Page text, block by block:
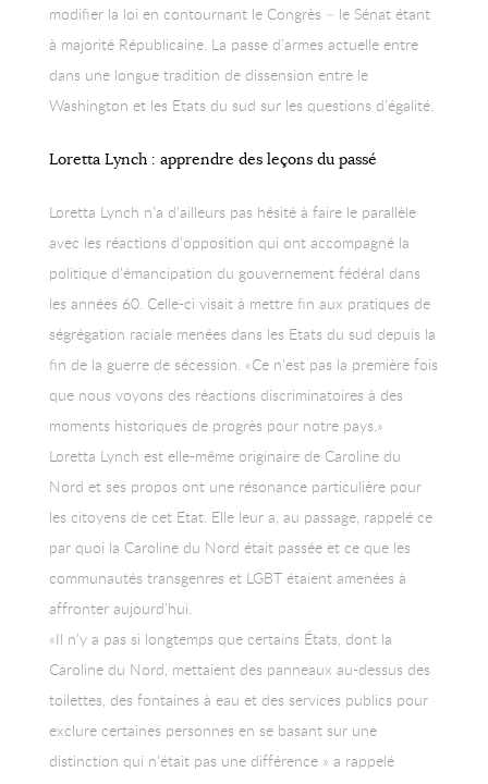
modifier la loi en contournant le Congrès – le Sénat étant
à majorité Républicaine. La passe d’armes actuelle entre
dans une longue tradition de dissension entre le
Washington et les Etats du sud sur les questions d’égalité.
Loretta Lynch : apprendre des leçons du passé
Loretta Lynch n’a d’ailleurs pas hésité à faire le parallèle
avec les réactions d’opposition qui ont accompagné la
politique d’émancipation du gouvernement fédéral dans
les années 60. Celle-ci visait à mettre fin aux pratiques de
ségrégation raciale menées dans les Etats du sud depuis la
fin de la guerre de sécession. «Ce n’est pas la première fois
que nous voyons des réactions discriminatoires à des
moments historiques de progrès pour notre pays.»
Loretta Lynch est elle-même originaire de Caroline du
Nord et ses propos ont une résonance particulière pour
les citoyens de cet Etat. Elle leur a, au passage, rappelé ce
par quoi la Caroline du Nord était passée et ce que les
communautés transgenres et LGBT étaient amenées à
affronter aujourd’hui.
«Il n’y a pas si longtemps que certains États, dont la
Caroline du Nord, mettaient des panneaux au-dessus des
toilettes, des fontaines à eau et des services publics pour
exclure certaines personnes en se basant sur une
distinction qui n’était pas une différence » a rappelé